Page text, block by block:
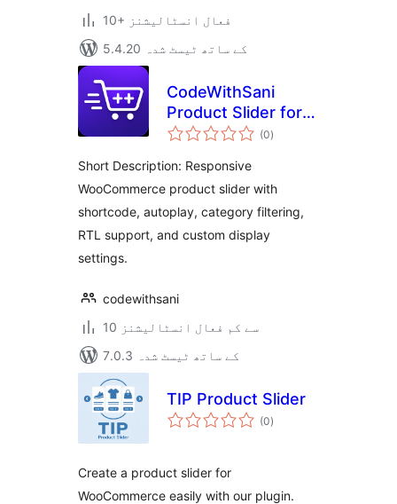
10+ فعال انسٹالیشنز
5.4.20 کے ساتھ ٹیسٹ شدہ
CodeWithSani
Product Slider for
WooCommerce
(0مجموعی
درجہ
)
Short Description: Responsive
WooCommerce product slider with
shortcode, autoplay, category filtering,
RTL support, and custom display
settings.
codewithsani
10 سے کم فعال انسٹالیشنز
7.0.3 کے ساتھ ٹیسٹ شدہ
TIP Product Slider
(0مجموعی
درجہ
)
Create a product slider for
WooCommerce easily with our plugin.